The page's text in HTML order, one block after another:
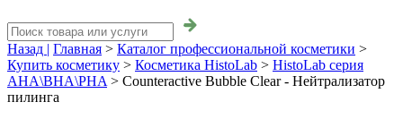
Назад | Главная > Каталог профессиональной косметики >
Купить косметику > Косметика HistoLab > HistoLab серия
AHA\BHA\PHA > Counteractive Bubble Clear - Нейтрализатор
пилинга